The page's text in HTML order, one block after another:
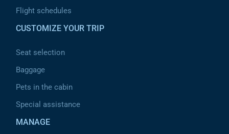
Flight schedules
CUSTOMIZE YOUR TRIP
Seat selection
Baggage
Pets in the cabin
Special assistance
MANAGE